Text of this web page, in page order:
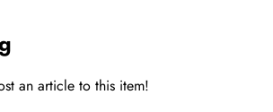
an article to this item!